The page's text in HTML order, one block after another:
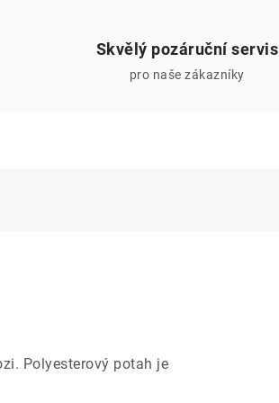
Skvělý pozáruční servis
pro naše zákazníky
Polyesterový potah je